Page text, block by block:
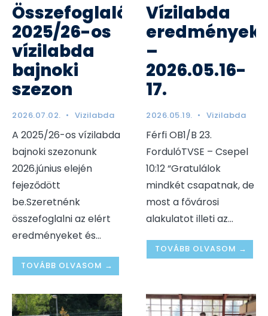
Összefoglaló:
2025/26-os
vízilabda
bajnoki
szezon
2026.07.02. • Vizilabda
A 2025/26-os vízilabda
bajnoki szezonunk
2026.június elején
fejeződött
be.Szeretnénk
összefoglalni az elért
eredményeket és...
TOVÁBB OLVASOM →
Vízilabda
eredmények
–
2026.05.16-
17.
2026.05.19. • Vizilabda
Férfi OB1/B 23.
FordulóTVSE – Csepel
10:12 “Gratulálok
mindkét csapatnak, de
most a fővárosi
alakulatot illeti az...
TOVÁBB OLVASOM →